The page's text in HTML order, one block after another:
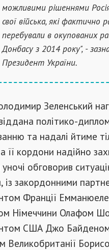
можливими рішеннями Росія
свої війська, які фактично
перебували в окупованих
Донбасу з 2014 року", -
Президент України.
Зеленський
політико-
та надалі йтиме
її кордони надійно
обговорив
із закордонними
Франції
Німеччини Олафом
США Джо
Великобританії